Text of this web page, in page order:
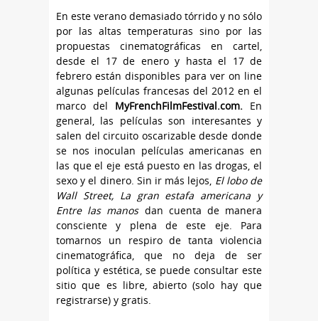
En este verano demasiado tórrido y no sólo
por las altas temperaturas sino por las
propuestas cinematográficas en cartel,
desde el 17 de enero y hasta el 17 de
febrero están disponibles para ver on line
algunas películas francesas del 2012 en el
marco del MyFrenchFilmFestival.com. En
general, las películas son interesantes y
salen del circuito oscarizable desde donde
se nos inoculan películas americanas en
las que el eje está puesto en las drogas, el
sexo y el dinero. Sin ir más lejos, El lobo de
Wall Street, La gran estafa americana y
Entre las manosdan cuenta de manera
consciente y plena de este eje. Para
tomarnos un respiro de tanta violencia
cinematográfica, que no deja de ser
política y estética, se puede consultar este
sitio que es libre, abierto (solo hay que
registrarse) y gratis.